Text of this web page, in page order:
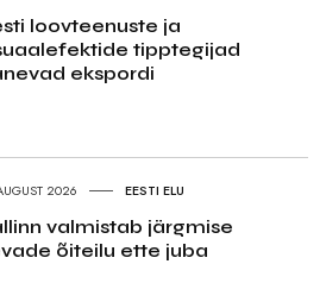
loovteenuste ja
tipptegijad
ekspordi
2026 EESTI ELU
valmistab järgmise
õiteilu ette juba